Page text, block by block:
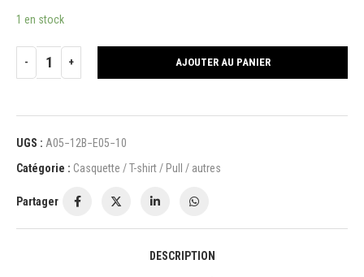
1 en stock
AJOUTER AU PANIER
UGS : A05−12B−E05−10
Catégorie : Casquette / T-shirt / Pull / autres
Partager
DESCRIPTION